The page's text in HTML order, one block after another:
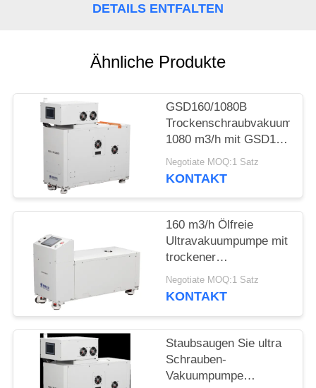
DETAILS ENTFALTEN
Ähnliche Produkte
GSD160/1080B
1080 m3/h mit GSD160
Rückpumpe
Negotiate MOQ:1 Satz
KONTAKT
160 m3/h Ölfreie
Ultravakuumpumpe mit
trockener
Schraube,5.5kw
Motorleistung für die
Negotiate MOQ:1 Satz
KONTAKT
Staubsaugen Sie ultra
Schrauben-
Vakuumpumpe